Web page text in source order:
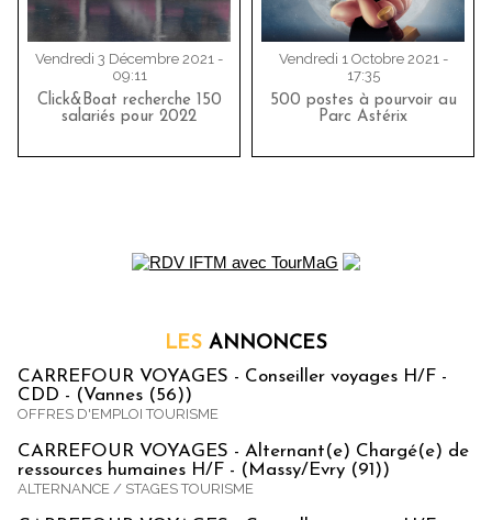
Vendredi 3 Décembre 2021 -
09:11
Click&Boat recherche 150
salariés pour 2022
Vendredi 1 Octobre 2021 -
17:35
500 postes à pourvoir au
Parc Astérix
LES ANNONCES
CARREFOUR VOYAGES - Conseiller voyages H/F -
CDD - (Vannes (56))
OFFRES D'EMPLOI TOURISME
CARREFOUR VOYAGES - Alternant(e) Chargé(e) de
ressources humaines H/F - (Massy/Evry (91))
ALTERNANCE / STAGES TOURISME